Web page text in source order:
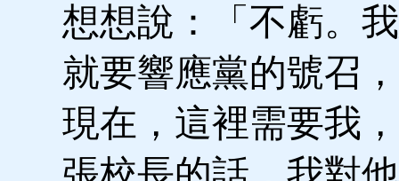
想想說：「不虧。
就要響應黨的號召
現在，這裡需要我